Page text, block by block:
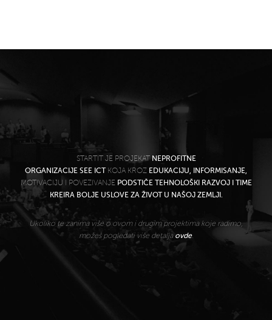
STARTIT JE PROJEKATNEPROFITNE
ORGANIZACIJE SEE ICTKOJA KROZ EDUKACIJU, INFORMISANJE,
MOTIVACIJU I POVEZIVANJE PODSTIČE TEHNOLOŠKI RAZVOJ I TIME
KREIRA BOLJE USLOVE ZA ŽIVOT U NAŠOJ ZEMLJI.
Ukoliko te zanima više o ovom i drugim projektima koje radimo,
možeš pogledati više detalja ovde.